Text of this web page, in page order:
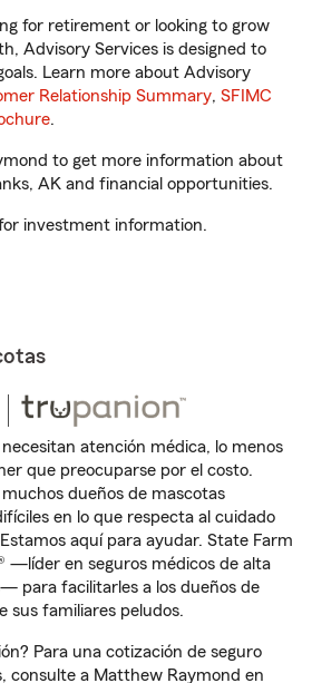
for retirement or looking to grow
Advisory Services is designed to
Learn more about Advisory
Relationship Summary, SFIMC
.
to get more information about
AK and financial opportunities.
investment information.
atención médica, lo menos
que preocuparse por el costo.
dueños de mascotas
en lo que respecta al cuidado
aquí para ayudar. State Farm
—líder en seguros médicos de alta
para facilitarles a los dueños de
sus familiares peludos.
Para una cotización de seguro
consulte a Matthew Raymond en